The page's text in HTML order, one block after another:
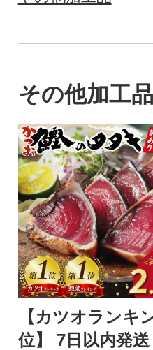
その他加工
【カツオランキ
位】 7日以内発